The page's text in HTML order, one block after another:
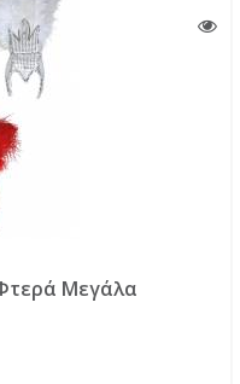
Μεγάλα